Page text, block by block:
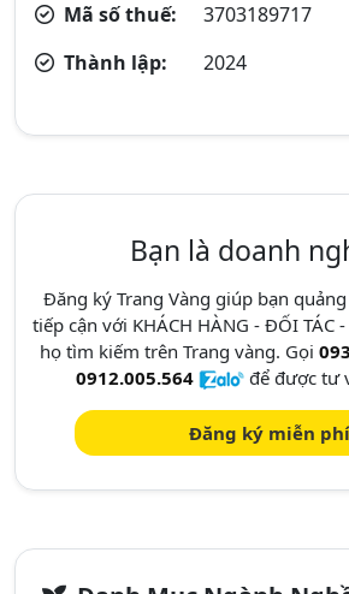
Mã số thuế:
3703189717
Thành lập:
2024
Bạn là doanh
Đăng ký Trang Vàng giúp bạn
tiếp cận với KHÁCH HÀNG - ĐỐI TÁC
họ tìm kiếm trên Trang vàng. Gọi
0912.005.564
để được tư
Đăng ký miễn